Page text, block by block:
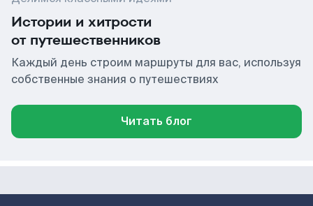
Истории и хитрости
от путешественников
Каждый день строим маршруты для вас, используя
собственные знания о путешествиях
Читать блог